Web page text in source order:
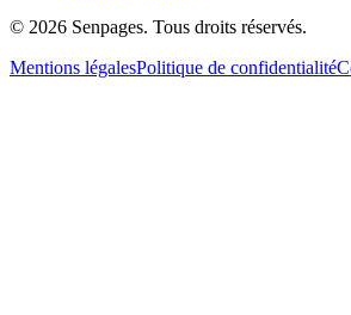
© 2026 Senpages. Tous droits réservés.
Mentions légalesPolitique de confidentialité